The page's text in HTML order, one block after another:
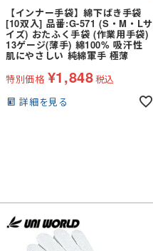
【インナー手袋】綿下ばき手袋
[10双入] 品番:G-571 (S・M・Lサ
イズ) おたふく手袋 (作業用手袋)
13ゲージ(薄手) 綿100% 吸汗性
肌にやさしい 純綿軍手 極薄
特別価格 ¥1,848税込
詳細を見る